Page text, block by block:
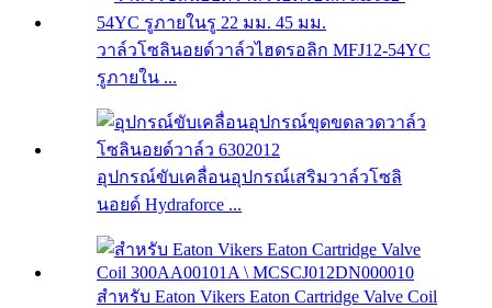
วาล์วโซลินอยด์วาล์วไฮดรอลิก MFJ12-54YC
รูภายใน ...
อุปกรณ์ขับเคลื่อนอุปกรณ์เสริมวาล์วโซลิ
นอยด์ Hydraforce ...
สำหรับ Eaton Vikers Eaton Cartridge Valve Coil